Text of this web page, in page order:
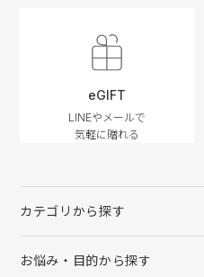
eGIFT
LINEやメールで
気軽に贈れる
カテゴリから探す
お悩み・目的から探す